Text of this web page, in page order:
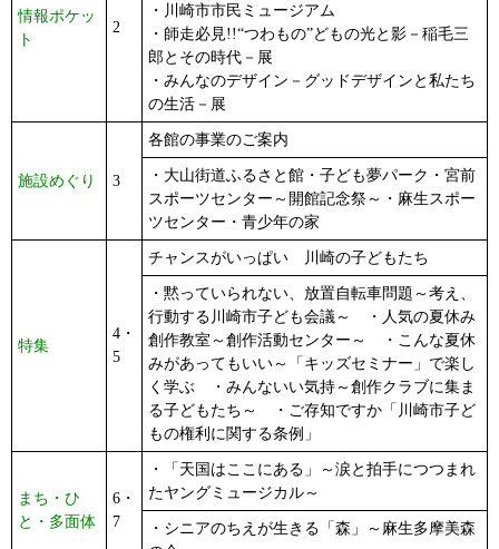
情報ポケッ
ト
2
・川崎市市民ミュージアム
・師走必見!!“つわもの”どもの光と影－稲毛三
郎とその時代－展
・みんなのデザイン－グッドデザインと私たち
の生活－展
施設めぐり 3
各館の事業のご案内
・大山街道ふるさと館・子ども夢パーク・宮前
スポーツセンター～開館記念祭～・麻生スポー
ツセンター・青少年の家
特集
4・
5
チャンスがいっぱい 川崎の子どもたち
・黙っていられない、放置自転車問題～考え、
行動する川崎市子ども会議～ ・人気の夏休み
創作教室～創作活動センター～ ・こんな夏休
みがあってもいい～「キッズセミナー」で楽し
く学ぶ ・みんないい気持～創作クラブに集ま
る子どもたち～ ・ご存知ですか「川崎市子ど
もの権利に関する条例」
まち・ひ
と・多面体
6・
7
・「天国はここにある」～涙と拍手につつまれ
たヤングミュージカル～
・シニアのちえが生きる「森」～麻生多摩美森